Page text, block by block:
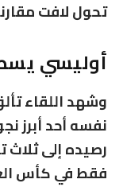
تحول لافت
أوليسي
وشهد اللقاء
نفسه أحد أبرز
رصيده إلى ثلاث
فقط في كأس